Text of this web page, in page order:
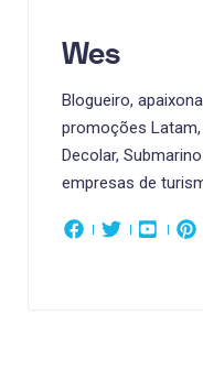
Wes
Blogueiro,
promoções Latam,
Decolar,
empresas de